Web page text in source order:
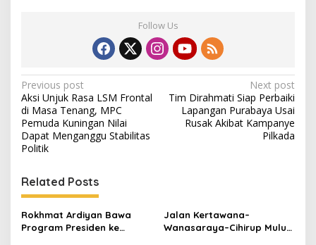
Follow Us
Post
navigation
Previous post
Aksi Unjuk Rasa LSM Frontal
di Masa Tenang, MPC
Pemuda Kuningan Nilai
Dapat Menganggu Stabilitas
Politik
Next post
Tim Dirahmati Siap Perbaiki
Lapangan Purabaya Usai
Rusak Akibat Kampanye
Pilkada
Related Posts
Rokhmat Ardiyan Bawa
Program Presiden ke
Jalan Kertawana–
Wanasaraya–Cihirup Mulus,